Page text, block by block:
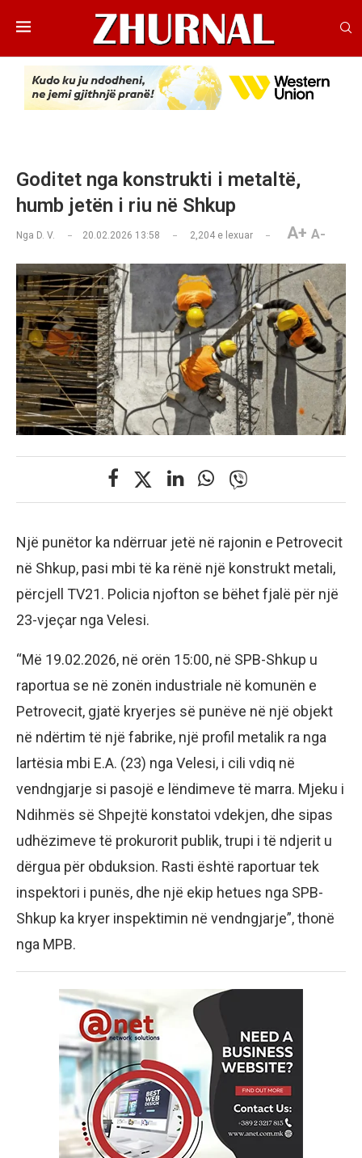
Goditet nga konstrukti i metaltë,
humb jetën i riu në Shkup
Nga D. V. 20.02.2026 13:58 2,204 e lexuar A+ A-
Një punëtor ka ndërruar jetë në rajonin e Petrovecit
në Shkup, pasi mbi të ka rënë një konstrukt metali,
përcjell TV21. Policia njofton se bëhet fjalë për një
23-vjeçar nga Velesi.
“Më 19.02.2026, në orën 15:00, në SPB-Shkup u
raportua se në zonën industriale në komunën e
Petrovecit, gjatë kryerjes së punëve në një objekt
në ndërtim të një fabrike, një profil metalik ra nga
lartësia mbi E.A. (23) nga Velesi, i cili vdiq në
vendngjarje si pasojë e lëndimeve të marra. Mjeku i
Ndihmës së Shpejtë konstatoi vdekjen, dhe sipas
udhëzimeve të prokurorit publik, trupi i të ndjerit u
dërgua për obduksion. Rasti është raportuar tek
inspektori i punës, dhe një ekip hetues nga SPB-
Shkup ka kryer inspektimin në vendngjarje”, thonë
nga MPB.